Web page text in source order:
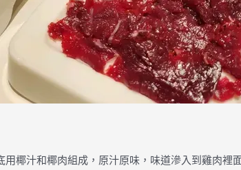
椰汁和椰肉組成，原汁原味，味道滲入到雞肉